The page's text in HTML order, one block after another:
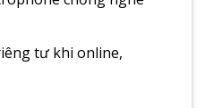
tư khi online,